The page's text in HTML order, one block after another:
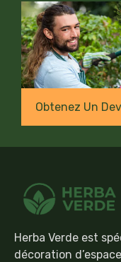
Obtenez Un
Herba Verde est
décoration